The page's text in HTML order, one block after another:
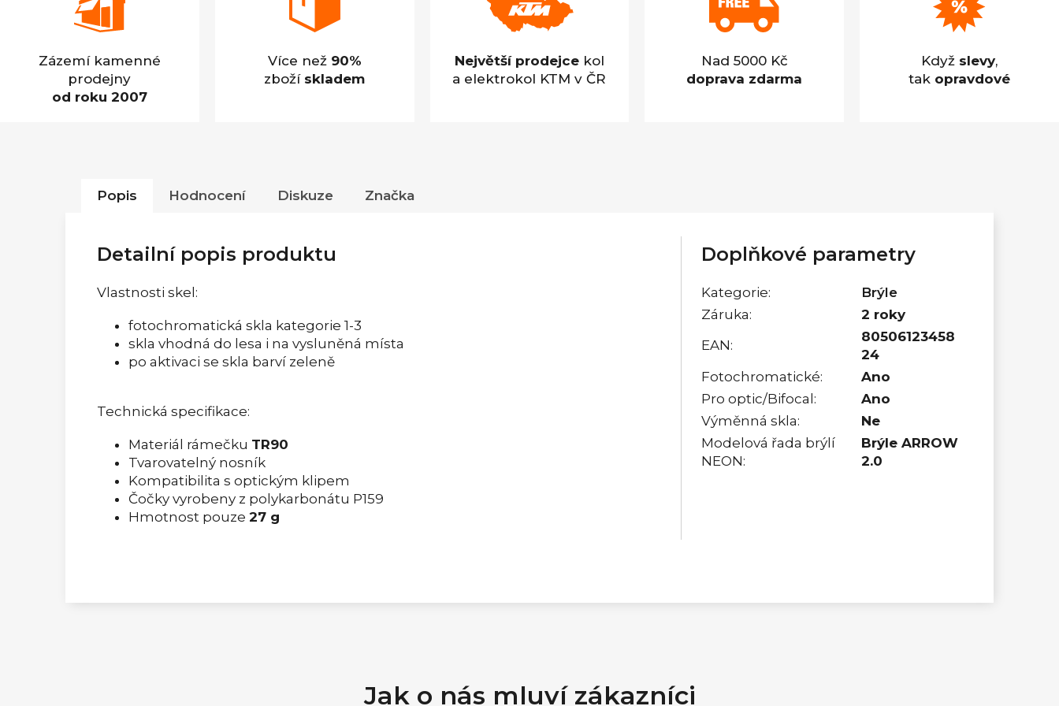
Zázemí kamenné
prodejny
od roku 2007
Více než 90%
zboží skladem
Největší prodejcekol
a elektrokol KTM v ČR
Nad 5000 Kč
doprava zdarma
Když slevy,
tak opravdové
Popis Hodnocení Diskuze Značka
Detailní popis produktu
Vlastnosti skel:
fotochromatická skla kategorie 1-3
skla vhodná do lesa i na vysluněná místa
po aktivaci se skla barví zeleně
Technická specifikace:
Materiál rámečku TR90
Tvarovatelný nosník
Kompatibilita s optickým klipem
Čočky vyrobeny z polykarbonátu P159
Hmotnost pouze 27 g
Doplňkové parametry
Kategorie:
Brýle
Záruka:
2 roky
EAN:
80506123458
24
Fotochromatické:
Ano
Pro optic/Bifocal:
Ano
Výměnná skla:
Ne
Modelová řada brýlí
NEON:
Brýle ARROW
2.0
Jak o nás mluví zákazníci